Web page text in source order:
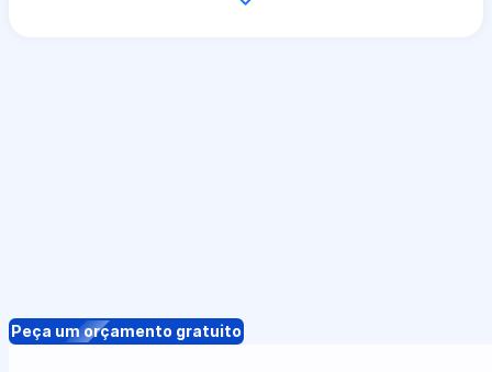
Peça um orçamento gratuito